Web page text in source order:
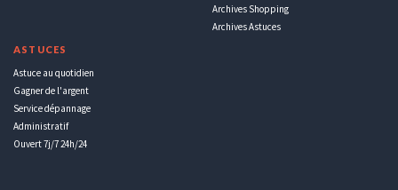
ASTUCES
Astuce au quotidien
Gagner de l'argent
Service dépannage
Administratif
Ouvert 7j/7 24h/24
Archives Shopping
Archives Astuces